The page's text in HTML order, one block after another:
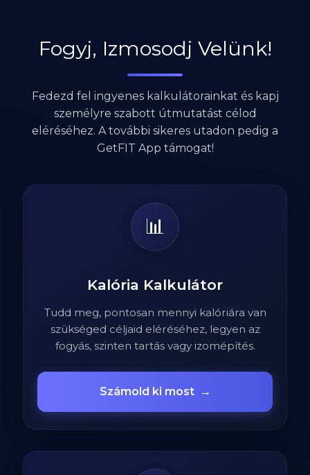
Fogyj, Izmosodj Velünk!
Fedezd fel ingyenes kalkulátorainkat és kapj
személyre szabott útmutatást célod
eléréséhez. A további sikeres utadon pedig a
GetFIT App támogat!
📊
Kalória Kalkulátor
Tudd meg, pontosan mennyi kalóriára van
szükséged céljaid eléréséhez, legyen az
fogyás, szinten tartás vagy izomépítés.
Számold ki most →